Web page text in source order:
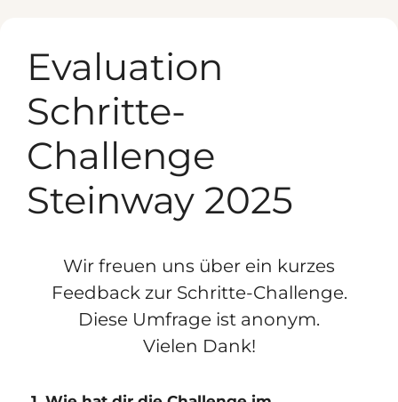
springenEvaluation
Schritte-
Challenge
Steinway 2025
Wir freuen uns über ein kurzes
Feedback zur Schritte-Challenge.
Diese Umfrage ist anonym.
Vielen Dank!